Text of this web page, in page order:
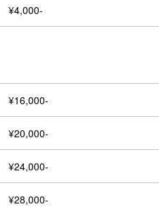
¥4,000-
¥16,000-
¥20,000-
¥24,000-
¥28,000-